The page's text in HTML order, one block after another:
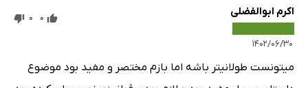
اکرم ابوالفضلی
۱۴۰۲/۰۶/۳۰
0
0
میتونست طولانیتر باشه اما بازم مختصر و مفید بود موضوع